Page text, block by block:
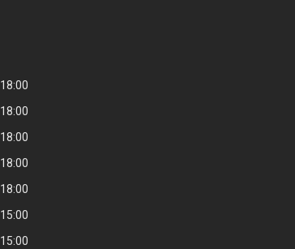
18:00
18:00
18:00
18:00
18:00
15:00
15:00